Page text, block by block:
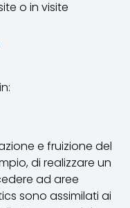
o in visite
e fruizione del
di realizzare un
ad aree
sono assimilati ai